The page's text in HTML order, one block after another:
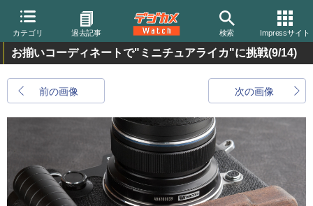
カテゴリ 過去記事 検索 Impressサイト
お揃いコーディネートで"ミニチュアライカ"に挑戦(9/14)
前の画像 次の画像